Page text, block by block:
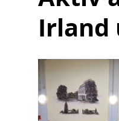
Irland